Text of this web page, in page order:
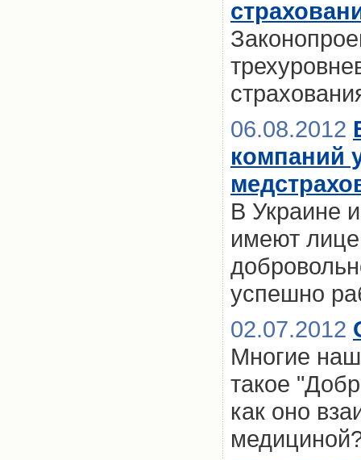
06.08.2012
компаний
В Украине
имеют
успешно
02.07.2012
Многие
такое
как оно